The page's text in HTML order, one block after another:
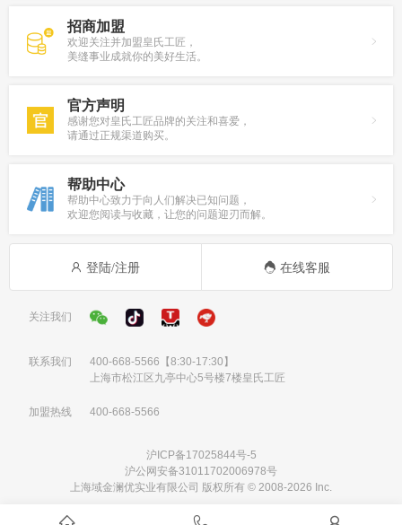
招商加盟
欢迎关注并加盟皇氏工匠，
美缝事业成就你的美好生活。
官方声明
感谢您对皇氏工匠品牌的关注和喜爱，
请通过正规渠道购买。
帮助中心
帮助中心致力于向人们解决已知问题，
欢迎您阅读与收藏，让您的问题迎刃而解。
登陆/注册 在线客服
关注我们
联系我们 400-668-5566 【8:30-17:30】
上海市松江区九亭中心5号楼7楼皇氏工匠
加盟热线 400-668-5566
沪ICP备17025844号-5
沪公网安备31011702006978号
上海域金澜优实业有限公司 版权所有 © 2008-2026 Inc.